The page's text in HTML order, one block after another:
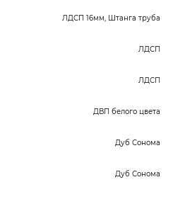
ЛДСП 16мм, Штанга труба
ЛДСП
ЛДСП
ДВП белого цвета
Дуб Сонома
Дуб Сонома